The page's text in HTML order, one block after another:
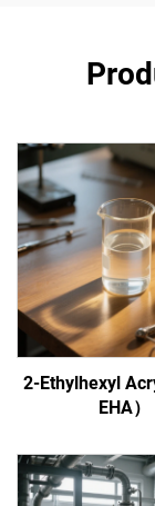
2-Ethylhexyl
EHA）